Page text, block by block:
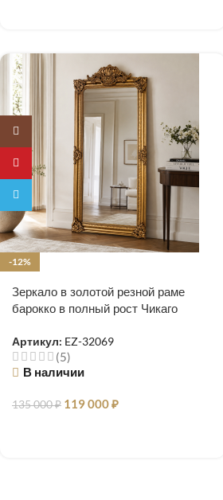
-12%
Зеркало в золотой резной раме
барокко в полный рост Чикаго
Артикул: EZ-32069
(5)
В наличии
135 000₽ 119 000₽
Instagram
Pinterest
Telegram